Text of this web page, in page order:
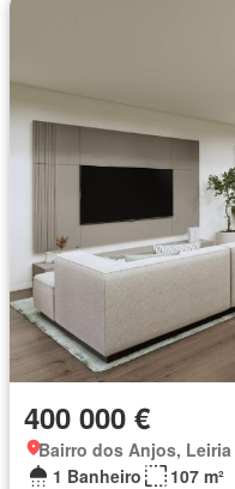
400 000 €
Bairro dos Anjos, Leiria
1 Banheiro
107 m²